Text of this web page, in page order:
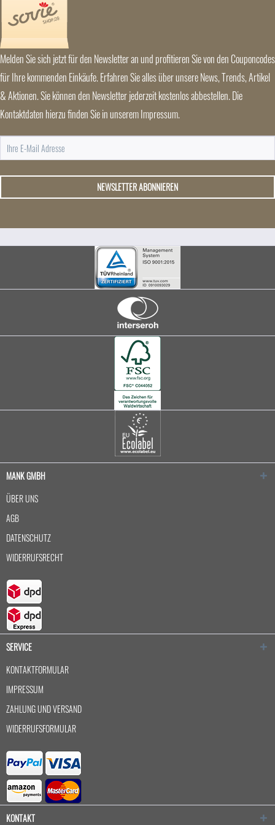
Melden Sie sich jetzt für den Newsletter an und profitieren Sie von den Couponcodes
für Ihre kommenden Einkäufe. Erfahren Sie alles über unsere News, Trends, Artikel
& Aktionen. Sie können den Newsletter jederzeit kostenlos abbestellen. Die
Kontaktdaten hierzu finden Sie in unserem Impressum.
NEWSLETTER ABONNIEREN
MANK GMBH
ÜBER UNS
AGB
DATENSCHUTZ
WIDERRUFSRECHT
SERVICE
KONTAKTFORMULAR
IMPRESSUM
ZAHLUNG UND VERSAND
WIDERRUFSFORMULAR
KONTAKT